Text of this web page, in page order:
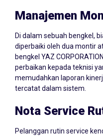
Manajemen
Di dalam sebuah bengkel,
diperbaiki oleh dua montir
bengkel YAZ
perbaikan kepada teknisi
memudahkan laporan
tercatat dalam sistem.
Nota Service
Pelanggan rutin service